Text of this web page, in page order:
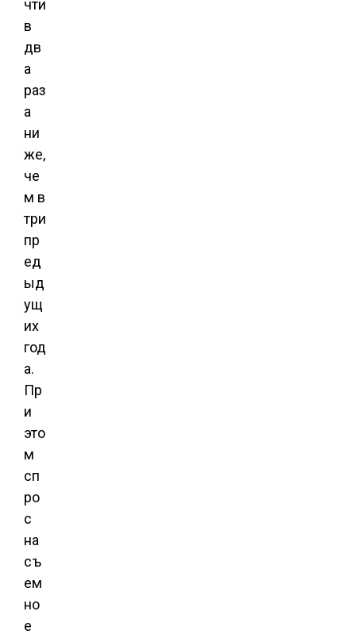
чти
в
дв
а
раз
а
ни
же,
че
м в
три
пр
ед
ыд
ущ
их
год
а.
Пр
и
это
м
сп
ро
с
на
съ
ем
но
е